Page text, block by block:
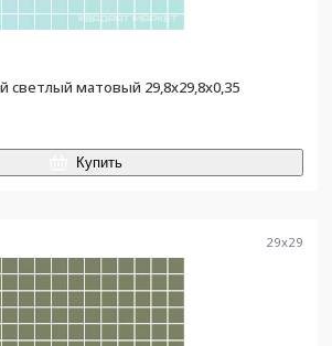
матовый 29,8x29,8x0,35
Купить
29x29